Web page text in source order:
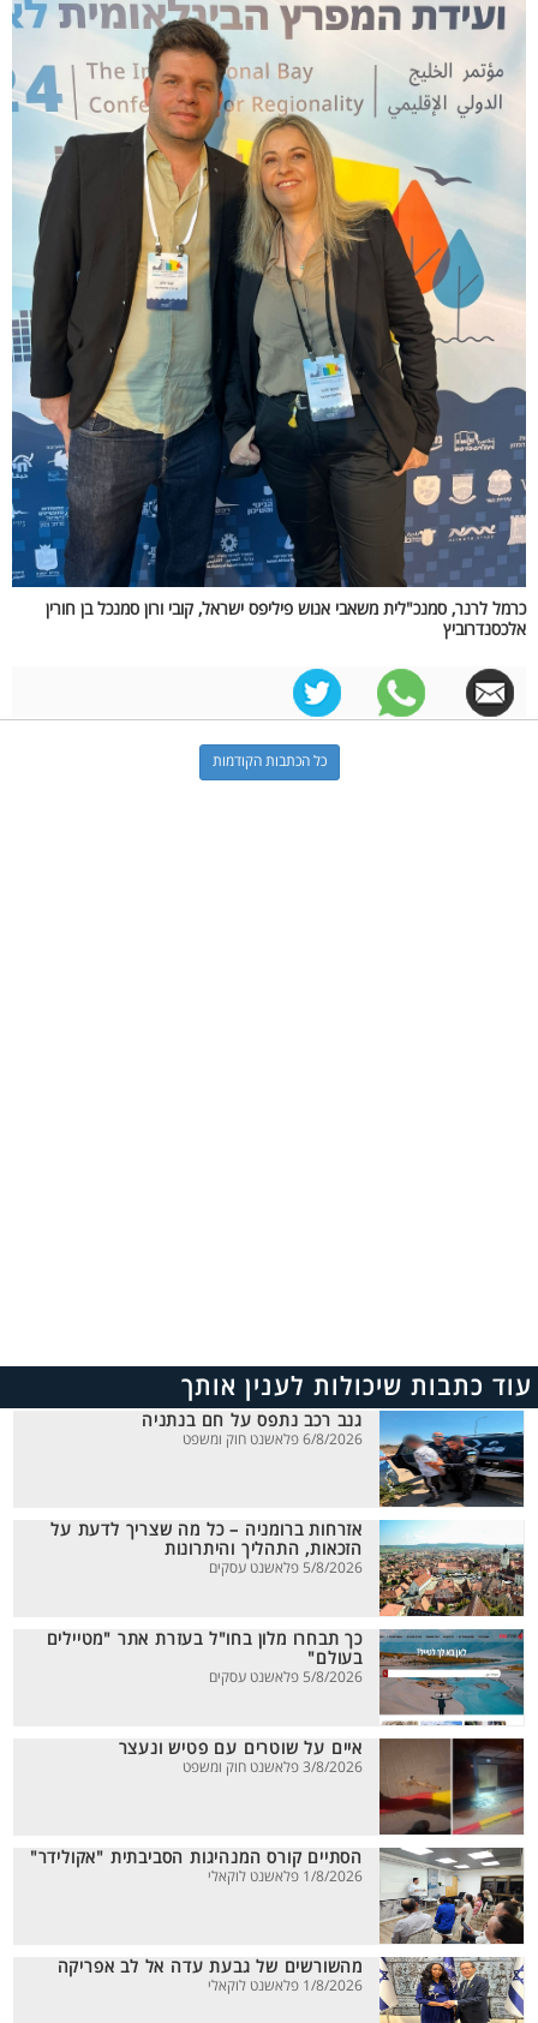
כרמל לרנר, סמנכ"לית משאבי אנוש פיליפס ישראל, קובי ורון סמנכל בן חורין
אלכסנדרוביץ
כל הכתבות הקודמות
עוד כתבות שיכולות לענין אותך
גנב רכב נתפס על חם בנתניה
6/8/2026 פלאשנט חוק ומשפט
אזרחות ברומניה – כל מה שצריך לדעת על
הזכאות, התהליך והיתרונות
5/8/2026 פלאשנט עסקים
כך תבחרו מלון בחו"ל בעזרת אתר "מטיילים
בעולם"
5/8/2026 פלאשנט עסקים
איים על שוטרים עם פטיש ונעצר
3/8/2026 פלאשנט חוק ומשפט
הסתיים קורס המנהיגות הסביבתית "אקולידר"
1/8/2026 פלאשנט לוקאלי
מהשורשים של גבעת עדה אל לב אפריקה
1/8/2026 פלאשנט לוקאלי